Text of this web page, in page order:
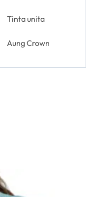
Tinta unita
Aung Crown